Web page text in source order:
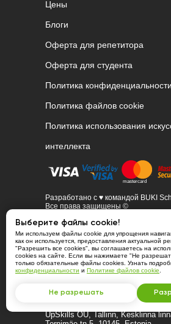
Цены
Блоги
Оферта для репетитора
Оферта для студента
Политика конфиденциальности
Политика файлов cookie
Политика использования
интеллекта
Разработано с ♥ командой BUKI
Все права защищены ©
Компания BUKI School
UpSkills OÜ, Tallinn, Kesklinna
Выберите файлы cookie!
Ми используем файлы cookie для упрощения
как он используется, предоставления актуальной
"Разрешить все cookies", вы соглашаетесь на
cookies на сайте. Если вы нажимаете "Не
только обязательные файлы cookies. Узнать
конфиденциальности и Политике файлов cookie
Не разрешать